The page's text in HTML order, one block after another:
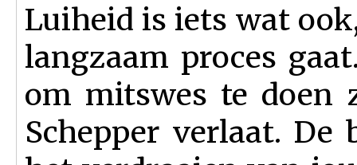
Luiheid is iets wat
langzaam proces
om mitswes te doen
Schepper verlaat.